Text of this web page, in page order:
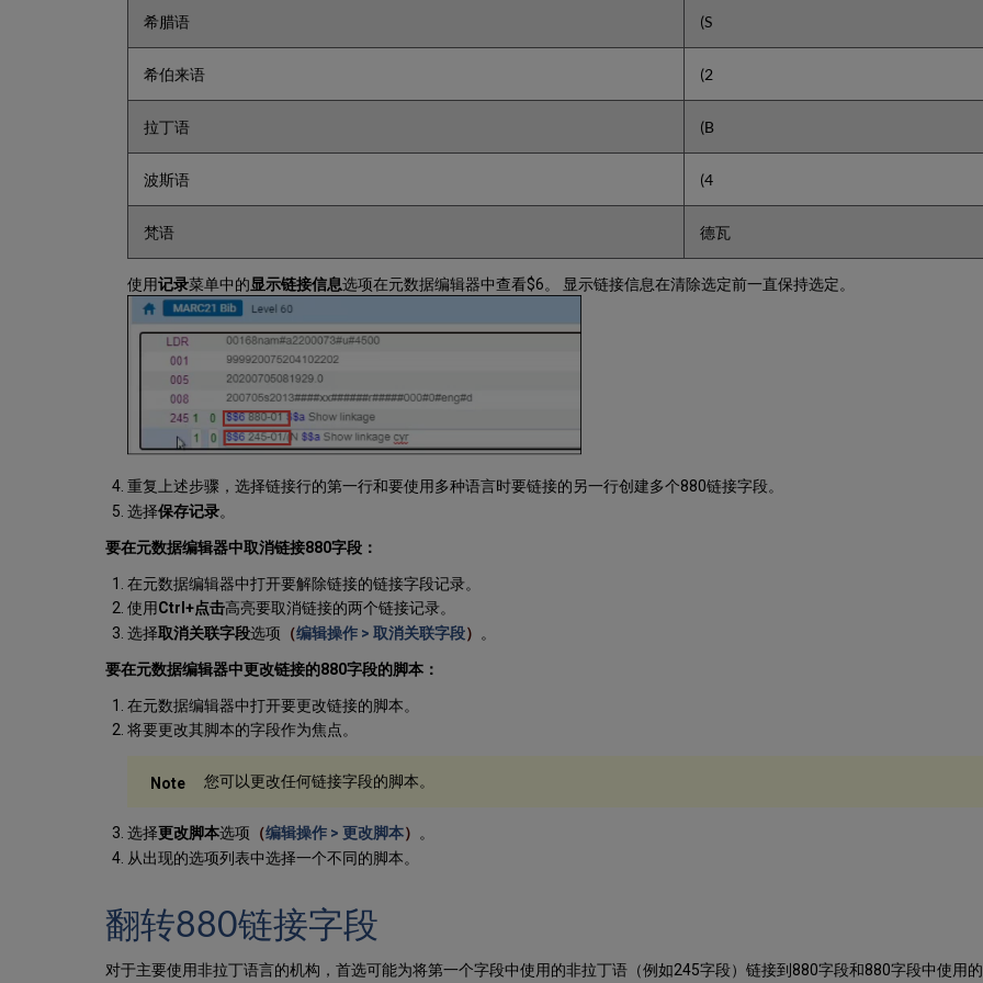
希腊语 (S
希伯来语 (2
拉丁语 (B
波斯语 (4
梵语 德瓦
使用记录菜单中的显示链接信息选项在元数据编辑器中查看$6。 显示链接信息在清除选定前一直保持选定。
重复上述步骤，选择链接行的第一行和要使用多种语言时要链接的另一行创建多个880链接字段。
选择保存记录。
要在元数据编辑器中取消链接880字段：
在元数据编辑器中打开要解除链接的链接字段记录。
使用Ctrl+点击高亮要取消链接的两个链接记录。
选择取消关联字段选项 （编辑操作 > 取消关联字段） 。
要在元数据编辑器中更改链接的880字段的脚本：
在元数据编辑器中打开要更改链接的脚本。
将要更改其脚本的字段作为焦点。
您可以更改任何链接字段的脚本。
选择更改脚本选项 （编辑操作 > 更改脚本）
。
从出现的选项列表中选择一个不同的脚本。
翻转880链接字段
对于主要使用非拉丁语言的机构，首选可能为将第一个字段中使用的非拉丁语（例如245字段）链接到880字段和880字段中使用